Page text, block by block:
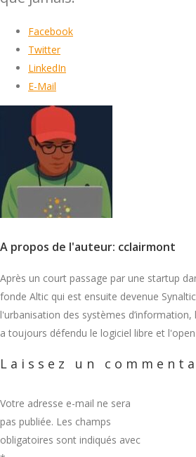
Facebook
Twitter
LinkedIn
E-Mail
A propos de l'auteur: cclairmont
Après un court passage par une startup
fonde Altic qui est ensuite devenue
l'urbanisation des systèmes
a toujours défendu le logiciel libre et
Laissez un
Votre adresse e-mail ne sera
pas publiée. Les champs
obligatoires sont indiqués avec